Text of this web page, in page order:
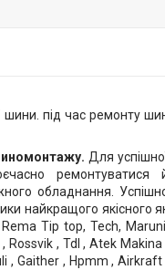
шини. під час ремонту
Для
ремонтуватися
обладнання.
найкращого якісного
Tip top, Tech,
Rossvik , Tdl , Atek Makina
, Gaither , Hpmm , Airkraft